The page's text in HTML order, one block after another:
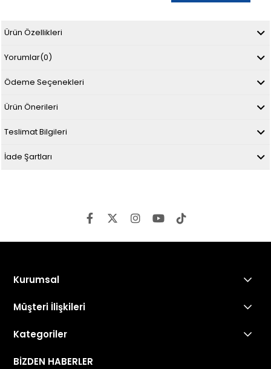
Ürün Özellikleri
Yorumlar(0)
Ödeme Seçenekleri
Ürün Önerileri
Teslimat Bilgileri
İade Şartları
Kurumsal
Müşteri İlişkileri
Kategoriler
BİZDEN HABERLER